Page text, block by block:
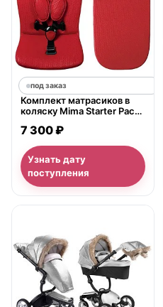
под заказ
Комплект матрасиков в
коляску Mima Starter Pack
7 300 ₽
Узнать дату
поступления